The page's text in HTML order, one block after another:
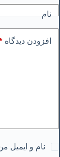
نام
افزودن دیدگاه
نام و ایمیل